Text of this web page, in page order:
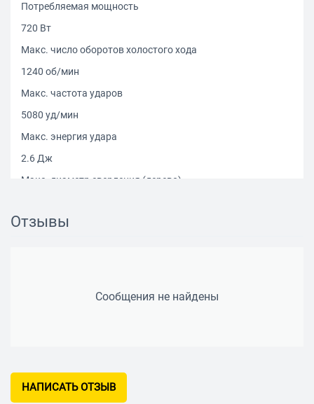
Потребляемая мощность
720 Вт
Макс. число оборотов холостого хода
1240 об/мин
Макс. частота ударов
5080 уд/мин
Макс. энергия удара
2.6 Дж
Макс. диаметр сверления (дерево)
Макс. диаметр сверления (металл)
Возможности
Отзывы
Сообщения не найдены
НАПИСАТЬ ОТЗЫВ